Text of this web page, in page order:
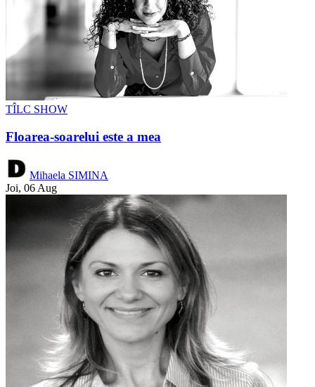
TÎLC SHOW
Floarea-soarelui este a mea
Mihaela SIMINA
Joi, 06 Aug